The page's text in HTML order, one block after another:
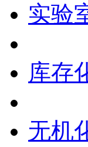
实验
库存
无机